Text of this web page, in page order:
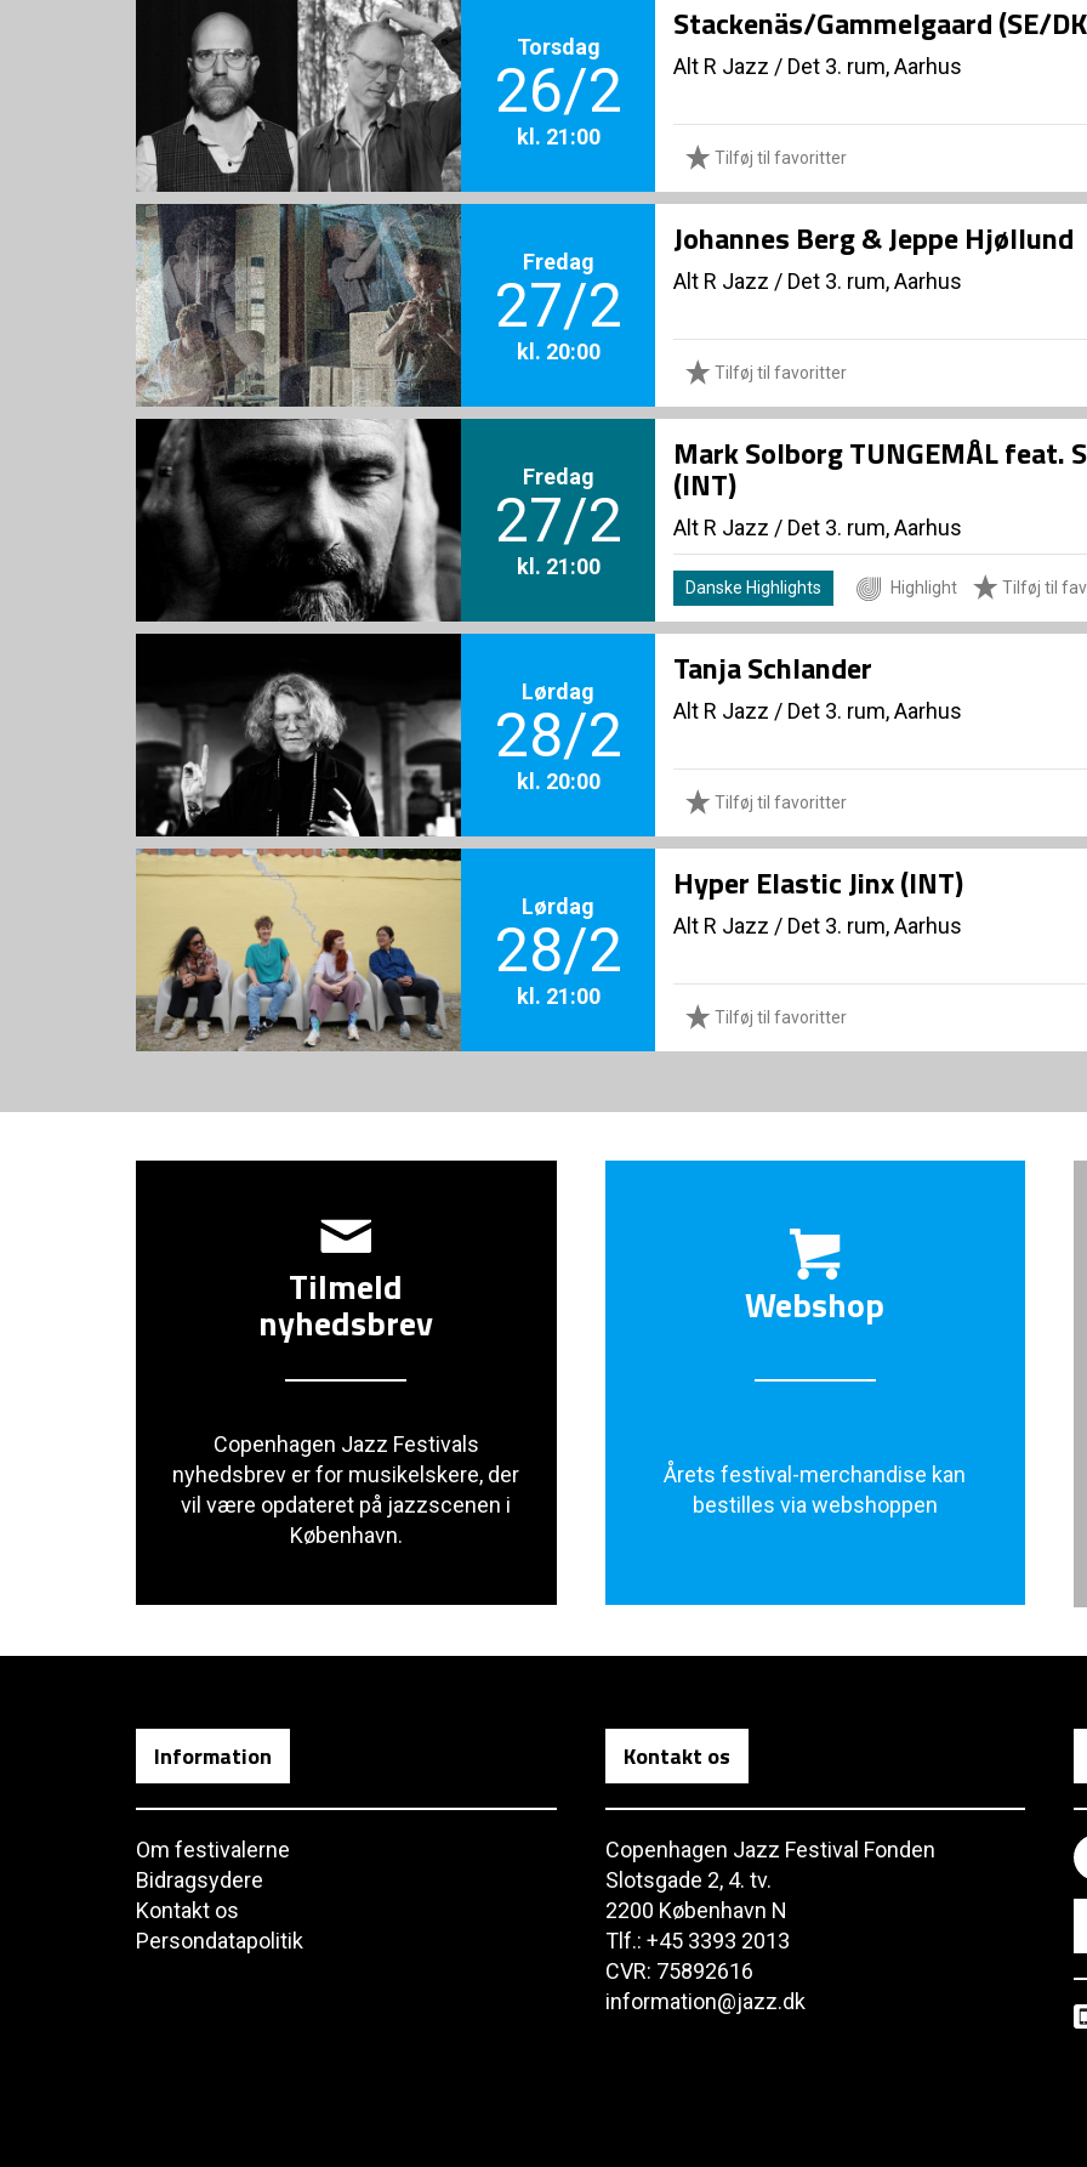
Torsdag
26/2
kl. 21:00
Stackenäs/Gammelgaard (SE/
Alt R Jazz / Det 3. rum, Aarhus
Tilføj til favoritter
Fredag
27/2
kl. 20:00
Johannes Berg & Jeppe Hjøllund
Alt R Jazz / Det 3. rum, Aarhus
Tilføj til favoritter
Fredag
27/2
kl. 21:00
Mark Solborg TUNGEMÅL feat.
(INT)
Alt R Jazz / Det 3. rum, Aarhus
Danske Highlights Highlight Tilføj til
Lørdag
28/2
kl. 20:00
Tanja Schlander
Alt R Jazz / Det 3. rum, Aarhus
Tilføj til favoritter
Lørdag
28/2
kl. 21:00
Hyper Elastic Jinx (INT)
Alt R Jazz / Det 3. rum, Aarhus
Tilføj til favoritter
Tilmeld
nyhedsbrev
Copenhagen Jazz Festivals
nyhedsbrev er for musikelskere, der
vil være opdateret på jazzscenen i
København.
Webshop
Årets festival-merchandise kan
bestilles via webshoppen
Information
Om festivalerne
Bidragsydere
Kontakt os
Persondatapolitik
Kontakt os
Copenhagen Jazz Festival Fonden
Slotsgade 2, 4. tv.
2200 København N
Tlf.: +45 3393 2013
CVR: 75892616
information@jazz.dk